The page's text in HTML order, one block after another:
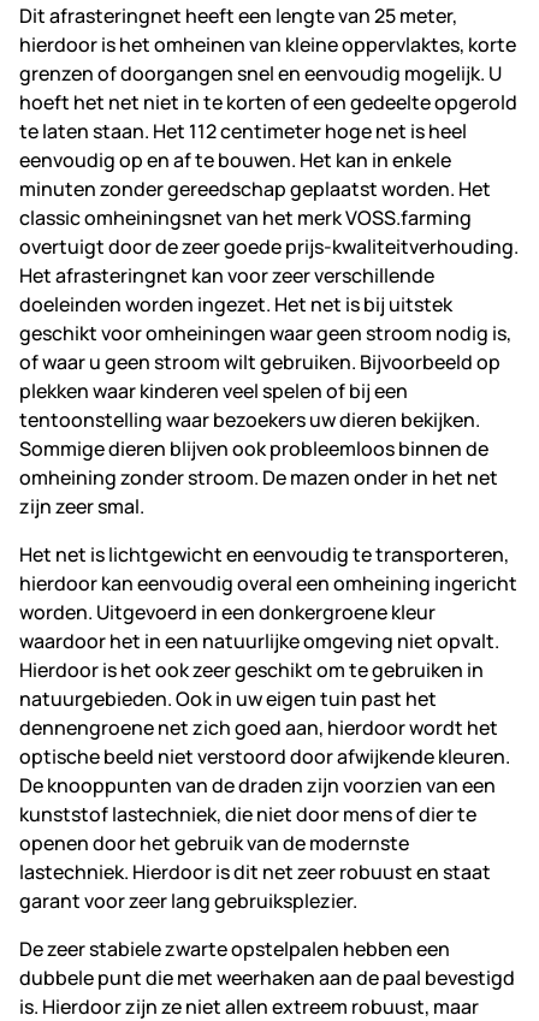
Dit afrasteringnet heeft een lengte van 25 meter,
hierdoor is het omheinen van kleine oppervlaktes, korte
grenzen of doorgangen snel en eenvoudig mogelijk. U
hoeft het net niet in te korten of een gedeelte opgerold
te laten staan. Het 112 centimeter hoge net is heel
eenvoudig op en af te bouwen. Het kan in enkele
minuten zonder gereedschap geplaatst worden. Het
classic omheiningsnet van het merk VOSS.farming
overtuigt door de zeer goede prijs-kwaliteitverhouding.
Het afrasteringnet kan voor zeer verschillende
doeleinden worden ingezet. Het net is bij uitstek
geschikt voor omheiningen waar geen stroom nodig is,
of waar u geen stroom wilt gebruiken. Bijvoorbeeld op
plekken waar kinderen veel spelen of bij een
tentoonstelling waar bezoekers uw dieren bekijken.
Sommige dieren blijven ook probleemloos binnen de
omheining zonder stroom. De mazen onder in het net
zijn zeer smal.
Het net is lichtgewicht en eenvoudig te transporteren,
hierdoor kan eenvoudig overal een omheining ingericht
worden. Uitgevoerd in een donkergroene kleur
waardoor het in een natuurlijke omgeving niet opvalt.
Hierdoor is het ook zeer geschikt om te gebruiken in
natuurgebieden. Ook in uw eigen tuin past het
dennengroene net zich goed aan, hierdoor wordt het
optische beeld niet verstoord door afwijkende kleuren.
De knooppunten van de draden zijn voorzien van een
kunststof lastechniek, die niet door mens of dier te
openen door het gebruik van de modernste
lastechniek. Hierdoor is dit net zeer robuust en staat
garant voor zeer lang gebruiksplezier.
De zeer stabiele zwarte opstelpalen hebben een
dubbele punt die met weerhaken aan de paal bevestigd
is. Hierdoor zijn ze niet allen extreem robuust, maar